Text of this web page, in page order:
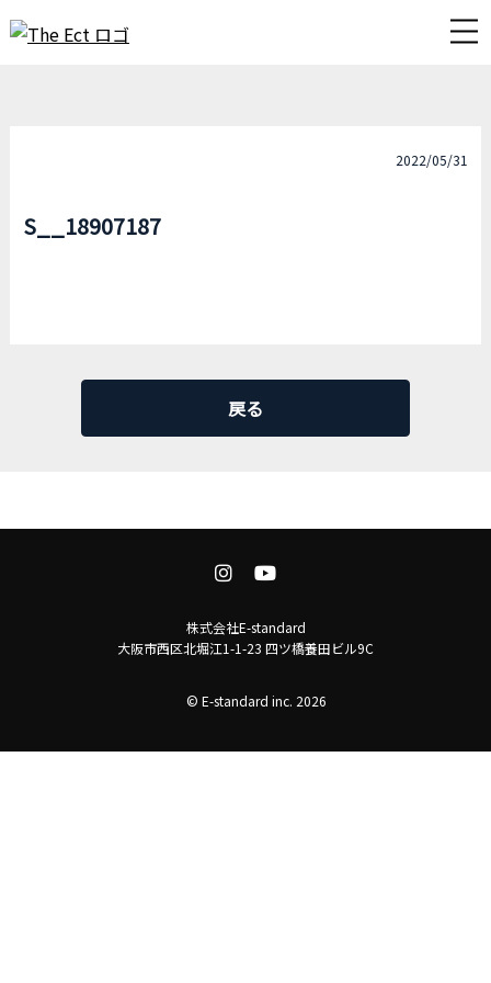
2022/05/31
S__18907187
戻る
株式会社E-standard
大阪市西区北堀江1-1-23 四ツ橋養田ビル9C
© E-standard inc. 2026